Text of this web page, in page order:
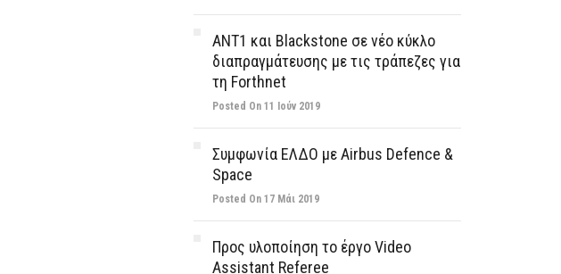
ΑΝΤ1 και Blackstone σε νέο κύκλο
διαπραγμάτευσης με τις τράπεζες για
τη Forthnet
Posted On 11 Ιούν 2019
Συμφωνία ΕΛΔΟ με Airbus Defence &
Space
Posted On 17 Μάι 2019
Προς υλοποίηση το έργο Video
Assistant Referee